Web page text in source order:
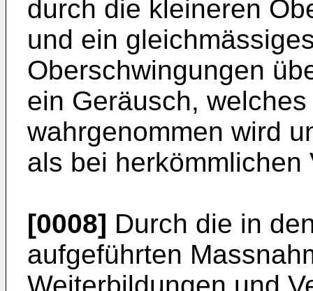
durch die kleineren
und ein
Oberschwingungen
ein Geräusch,
wahrgenommen wird
als bei herkömmlichen
[0008] Durch die in
aufgeführten